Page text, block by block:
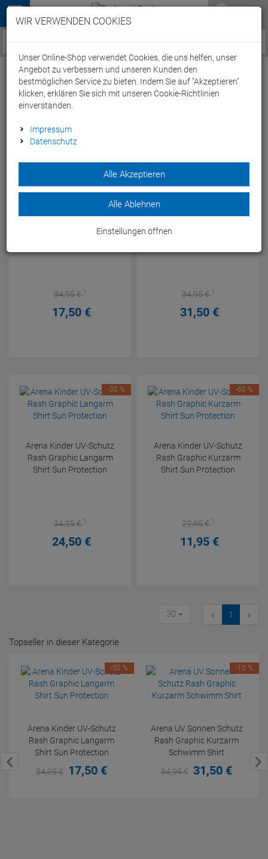
Menü
Service / Hilfe
UV-Shirts
Arena Kinder UV-Schutz
Rash Graphic Langarm
34,95€ 1
17,50 €
Arena UV Sonnen Schutz
Rash Graphic Kurzarm
34,95€ 1
31,50 €
Arena Kinder UV-Schutz
Rash Graphic Langarm
Shirt Sun Protection
34,95€ 1
24,50 €
-30 %
Arena Kinder UV-Schutz
Rash Graphic Kurzarm
Shirt Sun Protection
29,95€ 1
11,95 €
-60 %
30 1
Topseller in dieser Kategorie
Arena Kinder UV-Schutz
Rash Graphic Langarm
Shirt Sun Protection
34,95€ 17,50 €
-50 %
Arena UV Sonnen Schutz
Rash Graphic Kurzarm
Schwimm Shirt
34,95€ 31,50 €
-10 %
WIR VERWENDEN COOKIES
Unser Online-Shop verwendet Cookies, die uns helfen, unser
Angebot zu verbessern und unseren Kunden den
bestmöglichen Service zu bieten. Indem Sie auf "Akzeptieren"
klicken, erklären Sie sich mit unseren Cookie-Richtlinien
einverstanden.
Impressum
Datenschutz
Alle Akzeptieren
Alle Ablehnen
Einstellungen öffnen